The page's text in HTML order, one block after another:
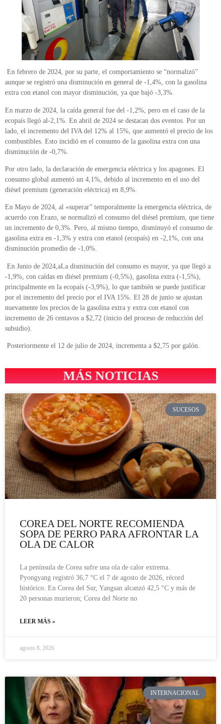
En febrero de 2024, por su parte, el comportamiento se “normalizó”
aunque se registró una disminución en general de -1,4%, con la gasolina
extra con etanol con mayor disminución, ya que bajó -3,3%.
En marzo de 2024, la caída general fue del -1,2%, pero en el caso de la
ecopaís llegó al-2,1%. En abril de 2024 se destacan dos eventos. Por un
lado, el incremento del IVA del 12% al 15%, que aumentó el precio de los
combustibles. Esto incidió en el consumo de la gasolina extra con una
disminución de -0,7%.
Por otro lado, la declaración de emergencia eléctrica y los apagones. El
consumo global aumentó un 4,1%, debido al incremento en el uso del
diésel premium (generación eléctrica) en 8,9%.
En Mayo de 2024, al «superar” temporalmente la emergencia eléctrica, de
acuerdo con Erazo, se normalizó el consumo del diésel premium, que tiene
un incremento de 0,3%. Pero, al mismo tiempo, disminuyó el consumo de
gasolina extra en -1,3% y extra con etanol (ecopaís) en -2,1%, con una
disminución promedio de -1,0%.
En Junio de 2024,aLa disminución del consumo es mayor, ya que llegó a
-1,9%, con caídas en diésel premium (-0,5%), gasolina extra (-1,5%),
principalmente en la ecopaís (-3,9%), lo que también se puede justificar
por el incremento del precio por el IVA 15%. El 28 de junio se ajustan
nuevamente los precios de la gasolina extra y extra con etanol con
incremento de 26 centavos a $2,72 (inicio del proceso de reducción del
subsidio).
Posteriormente el 12 de julio de 2024, incrementa a $2,75 por galón.
MÁS NOTICIAS
SUCESOS
COREA DEL NORTE RECOMIENDA
SOPA DE PERRO PARA AFRONTAR LA
OLA DE CALOR
La península de Corea sufre una ola de calor extrema.
Pyongyang registró 36,7 °C el 7 de agosto de 2026, récord
histórico. En Corea del Sur, Yangsan alcanzó 42,5 °C y más de
20 personas murieron; Corea del Norte no
LEER MÁS »
agosto 8, 2026
INTERNACIONAL